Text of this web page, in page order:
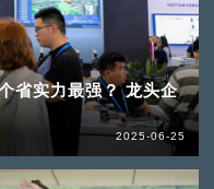
省实力最强？ 龙头企
2025-06-25